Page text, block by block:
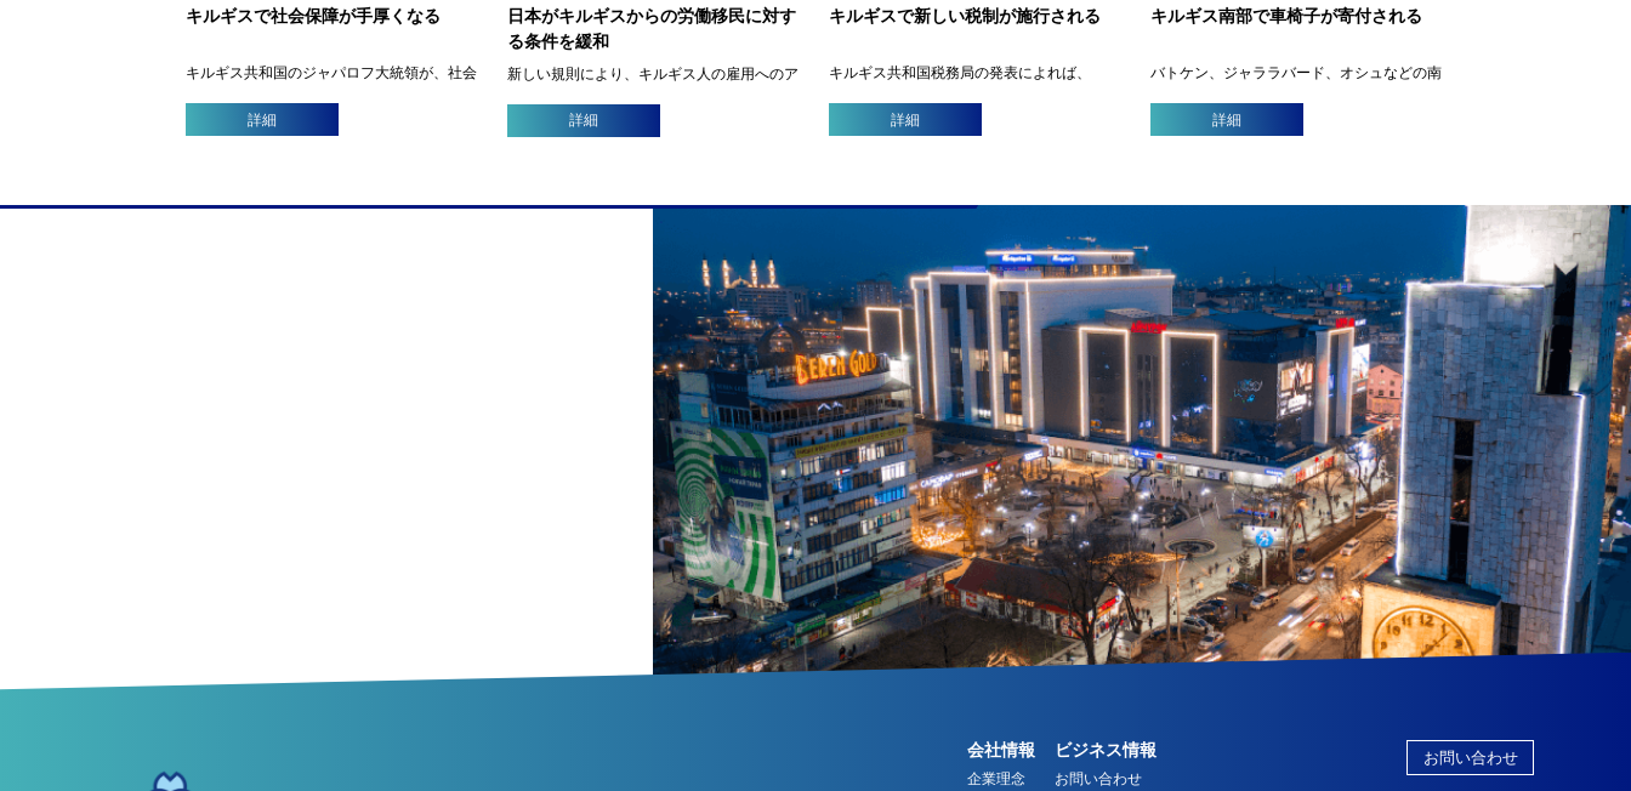
キルギスで社会保障が手厚くなる
キルギス共和国のジャパロフ大統領が、社会
た。 法令では社会的に弱い立場にある子供や
障害者に対する保障を強化され、法令は
詳細
日本がキルギスからの労働移民に対す
る条件を緩和
新しい規則により、キルギス人の雇用へのア
ます。 キルギス人は新しい在留資格「特定技
能」として日本で雇用される機会を得ます。
詳細
キルギスで新しい税制が施行される
キルギス共和国税務局の発表によれば、
た。 新しい税制では、対象の納税者は従来の
税かフラット・タックス（均等税）かを選択
詳細
キルギス南部で車椅子が寄付される
バトケン、ジャララバード、オシュなどの南
とするトレーニングセッションが開催され、
新しい車椅子について説明が行われました。
詳細
会社情報
企業理念
ビジネス情報
お問い合わせ
お問い合わせ